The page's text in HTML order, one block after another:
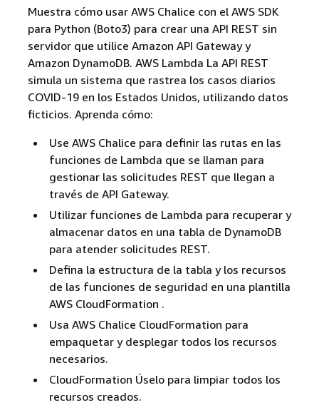
Muestra cómo usar AWS Chalice con el AWS SDK
para Python (Boto3) para crear una API REST sin
servidor que utilice Amazon API Gateway y
Amazon DynamoDB. AWS Lambda La API REST
simula un sistema que rastrea los casos diarios
COVID-19 en los Estados Unidos, utilizando datos
ficticios. Aprenda cómo:
Use AWS Chalice para definir las rutas en las
funciones de Lambda que se llaman para
gestionar las solicitudes REST que llegan a
través de API Gateway.
Utilizar funciones de Lambda para recuperar y
almacenar datos en una tabla de DynamoDB
para atender solicitudes REST.
Defina la estructura de la tabla y los recursos
de las funciones de seguridad en una plantilla
AWS CloudFormation .
Usa AWS Chalice CloudFormation para
empaquetar y desplegar todos los recursos
necesarios.
CloudFormation Úselo para limpiar todos los
recursos creados.